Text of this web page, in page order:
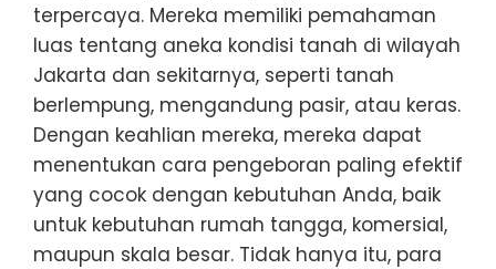
terpercaya. Mereka memiliki pemahaman
luas tentang aneka kondisi tanah di wilayah
Jakarta dan sekitarnya, seperti tanah
berlempung, mengandung pasir, atau keras.
Dengan keahlian mereka, mereka dapat
menentukan cara pengeboran paling efektif
yang cocok dengan kebutuhan Anda, baik
untuk kebutuhan rumah tangga, komersial,
maupun skala besar. Tidak hanya itu, para